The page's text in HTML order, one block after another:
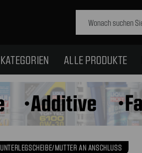
KATEGORIEN ALLE PRODUKTE
UNTERLEGSCHEIBE/MUTTER AN ANSCHLUSS